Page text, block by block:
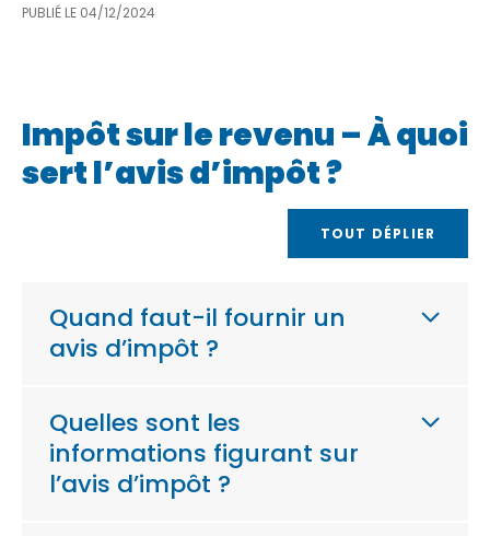
PUBLIÉ LE 04/12/2024
Impôt sur le revenu – À quoi
sert l’avis d’impôt ?
TOUT DÉPLIER
Quand faut-il fournir un
avis d’impôt ?
Quelles sont les
informations figurant sur
l’avis d’impôt ?